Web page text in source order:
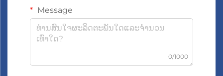
Message
0/1000